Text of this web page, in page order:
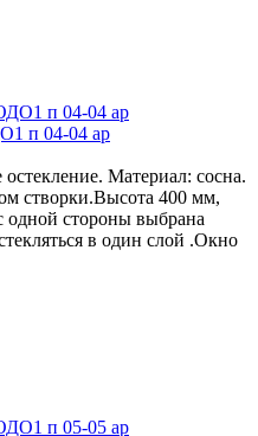
п 04-04 ар
Материал: сосна.
створки.Высота 400 мм,
стороны выбрана
в один слой .Окно